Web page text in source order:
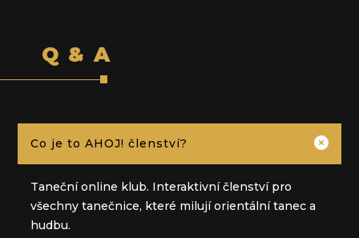
Q & A
Co je to AHOJ! členství? 
Taneční online klub. Interaktivní členství pro
všechny tanečnice, které milují orientální tanec a
hudbu.